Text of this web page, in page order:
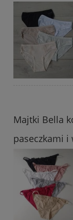
Majtki Bella
paseczkami i